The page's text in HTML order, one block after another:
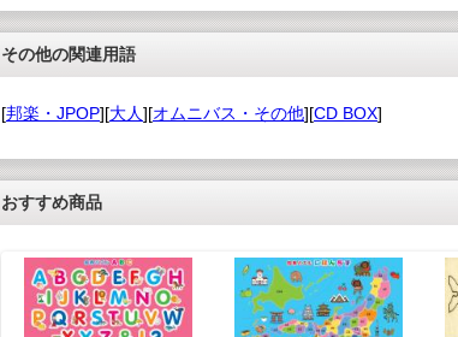
その他の関連用語
[邦楽・JPOP][大人][オムニバス・その他][CD BOX]
おすすめ商品